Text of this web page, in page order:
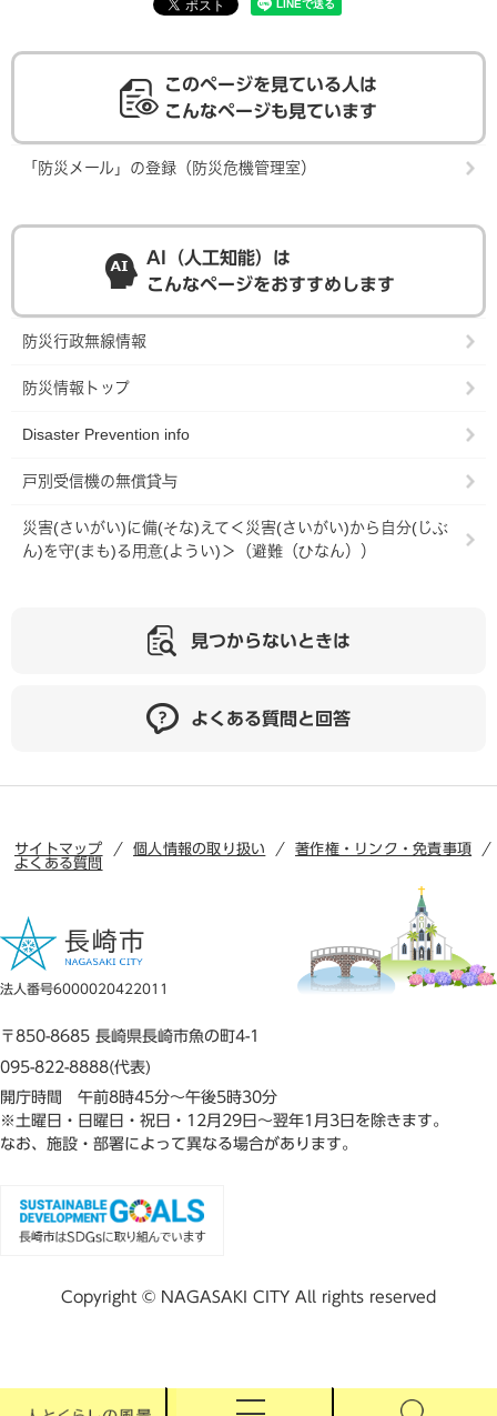
このページを見ている人は
こんなページも見ています
「防災メール」の登録（防災危機管理室）
AI（人工知能）は
こんなページをおすすめします
防災行政無線情報
防災情報トップ
Disaster Prevention info
戸別受信機の無償貸与
災害(さいがい)に備(そな)えて＜災害(さいがい)から自分(じぶ
ん)を守(まも)る用意(ようい)＞（避難（ひなん））
見つからないときは
よくある質問と回答
サイトマップ 個人情報の取り扱い
著作権・リンク・免責事項
よくある質問
法人番号6000020422011
〒850-8685 長崎県長崎市魚の町4-1
095-822-8888(代表)
開庁時間 午前8時45分～午後5時30分
※土曜日・日曜日・祝日・12月29日～翌年1月3日を除きます。
なお、施設・部署によって異なる場合があります。
Copyright © NAGASAKI CITY All rights reserved